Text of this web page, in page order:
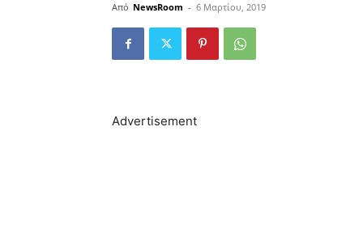
Από NewsRoom - 6 Μαρτίου, 2019
Advertisement